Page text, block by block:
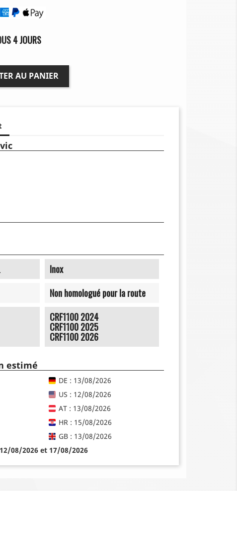
4 JOURS
AU PANIER
Inox
Non homologué pour la route
CRF1100 2024
CRF1100 2025
CRF1100 2026
estimé
DE : 13/08/2026
US : 12/08/2026
AT : 13/08/2026
HR : 15/08/2026
GB : 13/08/2026
08/2026 et 17/08/2026